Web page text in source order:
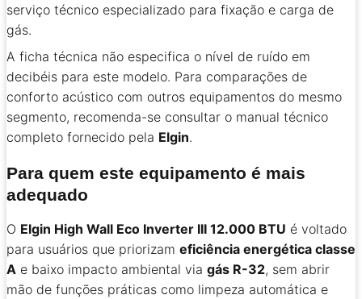
serviço técnico especializado para fixação e carga de
gás.
A ficha técnica não especifica o nível de ruído em
decibéis para este modelo. Para comparações de
conforto acústico com outros equipamentos do mesmo
segmento, recomenda-se consultar o manual técnico
completo fornecido pela Elgin.
Para quem este equipamento é mais
adequado
O Elgin High Wall Eco Inverter III 12.000 BTU é voltado
para usuários que priorizam eficiência energética classe
A e baixo impacto ambiental via gás R-32, sem abrir
mão de funções práticas como limpeza automática e